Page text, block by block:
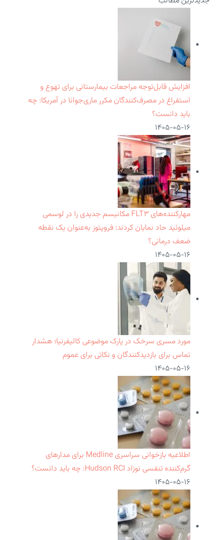
افزایش قابل‌توجه مراجعات بیمارستانی برای تهوع و
استفراغ در مصرف‌کنندگان مکرر ماری‌جوانا در آمریکا: چه
باید دانست؟
۱۴۰۵-۰۵-۱۶
مهارکننده‌های FLT۳ مکانیسم جدیدی را در لوسمی
میلوئید حاد نمایان کردند: فروپتوز به‌عنوان یک نقطه
ضعف درمانی؟
۱۴۰۵-۰۵-۱۶
مورد مسری سرخک در پارک موضوعی کالیفرنیا؛ هشدار
تماس برای بازدیدکنندگان و نکاتی برای عموم
۱۴۰۵-۰۵-۱۶
اطلاعیه بازخوانی سراسری Medline برای مدارهای
گرم‌کننده تنفسی نوزاد Hudson RCI: چه باید دانست؟
۱۴۰۵-۰۵-۱۶